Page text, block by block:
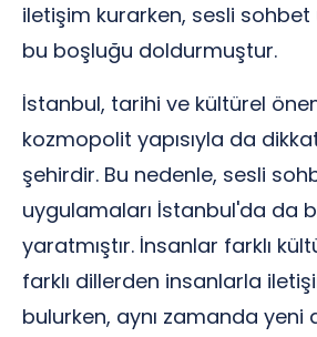
iletişim kurarken, sesli sohbet
bu boşluğu doldurmuştur.
İstanbul, tarihi ve kültürel
kozmopolit yapısıyla da
şehirdir. Bu nedenle, sesli
uygulamaları İstanbul'da da
yaratmıştır. İnsanlar farklı
farklı dillerden insanlarla
bulurken, aynı zamanda yeni